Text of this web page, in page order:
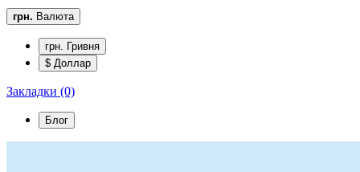
грн. Валюта
грн. Гривня
$ Доллар
Закладки (0)
Блог